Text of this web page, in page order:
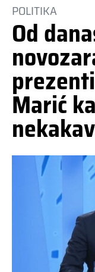
POLITIKA
Od
Marić